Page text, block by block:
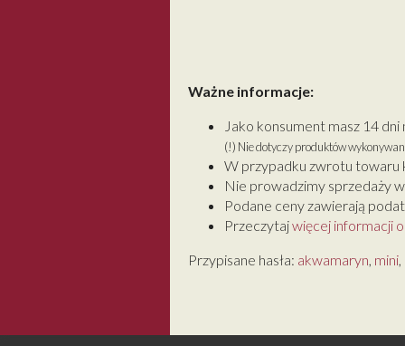
Ważne informacje:
Jako konsument masz 14
(!) Nie dotyczy produktów
W przypadku zwrotu towaru
Nie prowadzimy sprzedaży
Podane ceny zawierają
Przeczytajwięcej informacji
Przypisane hasła: akwamaryn, mini,